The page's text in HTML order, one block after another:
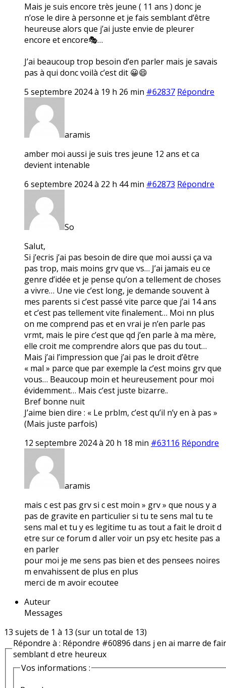
Mais je suis encore très jeune ( 11 ans ) donc je
n’ose le dire à personne et je fais semblant d’être
heureuse alors que j’ai juste envie de pleurer
encore et encore🎭…
J’ai beaucoup trop besoin d’en parler mais je savais
pas à qui donc voilà c’est dit 😀😄
5 septembre 2024 à 19 h 26 min #62837 Répondre
aramis
amber moi aussi je suis tres jeune 12 ans et ca
devient intenable
6 septembre 2024 à 22 h 44 min #62873 Répondre
So
Salut,
Si j’ecris j’ai pas besoin de dire que moi aussi ça va
pas trop, mais moins grv que vs… J’ai jamais eu ce
genre d’idée et je pense qu’on a tellement de choses
a vivre… Une vie c’est long, je demande souvent à
mes parents si c’est passé vite parce que j’ai 14 ans
et c’est pas tellement vite finalement… Moi nn plus
on me comprend pas et en vrai je n’en parle pas
vrmt, mais le pire c’est que qd j’en parle à ma mère,
elle croit me comprendre alors que pas du tout…
Mais j’ai l’impression que j’ai pas le droit d’être
« mal » parce que par exemple la c’est moins grv que
vous… Beaucoup moin et heureusement pour moi
évidemment… Mais c’est juste bizarre..
Bref bonne nuit
J’aime bien dire : « Le prblm, c’est qu’il n’y en à pas »
(Mais juste parfois)
12 septembre 2024 à 20 h 18 min #63116 Répondre
aramis
mais c est pas grv si c est moin » grv » que nous y a
pas de gravite en particulier si tu te sens mal tu te
sens mal et tu y es legitime tu as tout a fait le droit d
etre sur ce forum d aller voir un psy etc hesite pas a
en parler
pour moi je me sens pas bien et des pensees noires
m envahissent de plus en plus
merci de m avoir ecoutee
Auteur
Messages
13 sujets de 1 à 13 (sur un total de 13)
Répondre à : Répondre #60896 dans j en ai marre de
semblant d etre heureux
Vos informations :